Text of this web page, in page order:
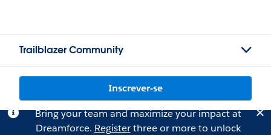
Trailblazer Community
Inscrever-se
Bring your team and maximize your impact at
Dreamforce. Registerthree or more to unlock